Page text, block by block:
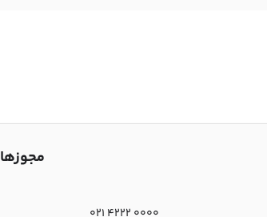
021 4222 0000
مجوزها